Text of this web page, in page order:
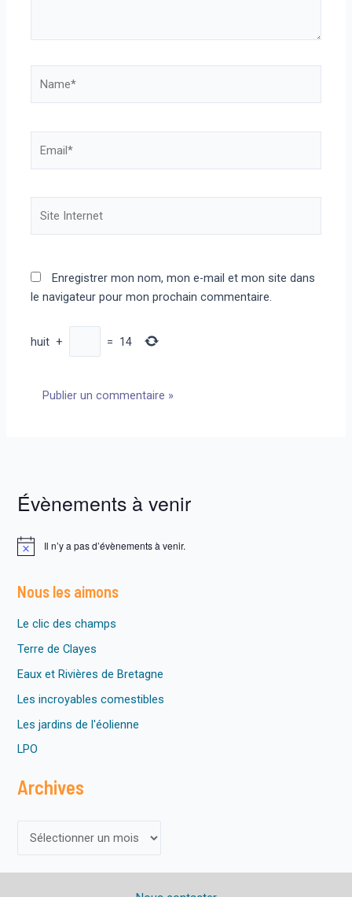
Internet
Enregistrer mon nom, mon e-mail et mon site dans
le navigateur pour mon prochain commentaire.
huit + = 14
Évènements à venir
N
i
c
Il n’y a pas d’évènements à venir.
Nous les aimons
Le clic des champs
Terre de Clayes
Eaux et Rivières de Bretagne
Les incroyables comestibles
Les jardins de l'éolienne
LPO
Archives
c